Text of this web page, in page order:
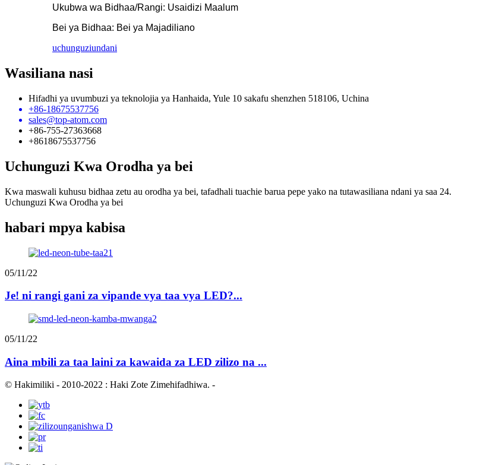
Ukubwa wa Bidhaa/Rangi: Usaidizi Maalum
Bei ya Bidhaa: Bei ya Majadiliano
uchunguziundani
Wasiliana nasi
Hifadhi ya uvumbuzi ya teknolojia ya Hanhaida, Yule 10 sakafu shenzhen 518106, Uchina
+86-18675537756
sales@top-atom.com
+86-755-27363668
+8618675537756
Uchunguzi Kwa Orodha ya bei
Kwa maswali kuhusu bidhaa zetu au orodha ya bei, tafadhali tuachie barua pepe yako na tutawasiliana ndani ya saa 24.
Uchunguzi Kwa Orodha ya bei
habari mpya kabisa
05/11/22
Je! ni rangi gani za vipande vya taa vya LED?...
05/11/22
Aina mbili za taa laini za kawaida za LED zilizo na ...
© Hakimiliki - 2010-2022 : Haki Zote Zimehifadhiwa. -